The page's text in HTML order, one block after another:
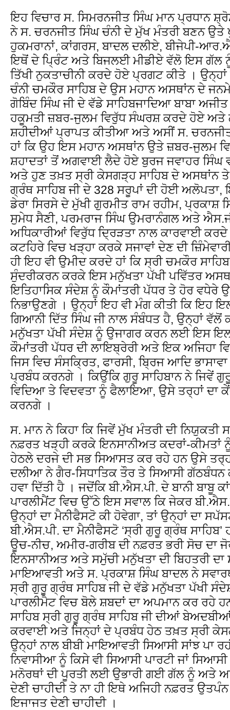
ਇਹ ਵਿਚਾਰ ਸ. ਸਿਮਰਨਜੀਤ ਸਿੰਘ ਮਾਨ ਪ੍ਰਧਾਨ
ਨੇ ਸ. ਚਰਨਜੀਤ ਸਿੰਘ ਚੰਨੀ ਦੇ ਮੁੱਖ ਮੰਤਰੀ ਬਣਨ
ਹੁਕਮਰਾਨਾਂ, ਕਾਂਗਰਸ, ਬਾਦਲ ਦਲੀਏ, ਬੀਜੇਪੀ-
ਇਥੋਂ ਦੇ ਪ੍ਰਿੰਟ ਅਤੇ ਬਿਜਲਈ ਮੀਡੀਏ ਵੱਲੋ ਇਸ ਗੱਲ ਨੂੰ
ਤਿੱਖੀ ਨੁਕਤਾਚੀਨੀ ਕਰਦੇ ਹੋਏ ਪ੍ਰਗਟ ਕੀਤੇ । ਉਨ੍ਹਾਂ
ਚੰਨੀ ਚਮਕੌਰ ਸਾਹਿਬ ਦੇ ਉਸ ਮਹਾਨ ਅਸਥਾਂਨ ਦੇ
ਗੋਬਿੰਦ ਸਿੰਘ ਜੀ ਦੇ ਵੱਡੇ ਸਾਹਿਬਜਾਦਿਆ ਬਾਬਾ
ਹਕੂਮਤੀ ਜ਼ਬਰ-ਜੁਲਮ ਵਿਰੁੱਧ ਸੰਘਰਸ਼ ਕਰਦੇ ਹੋਏ
ਸ਼ਹੀਦੀਆਂ ਪ੍ਰਾਪਤ ਕੀਤੀਆ ਅਤੇ ਅਸੀਂ ਸ.
ਹਾਂ ਕਿ ਉਹ ਇਸ ਮਹਾਨ ਅਸਥਾਂਨ ਉਤੇ ਜ਼ਬਰ-ਜੁਲਮ
ਸ਼ਹਾਦਤਾਂ ਤੋਂ ਅਗਵਾਈ ਲੈਦੇ ਹੋਏ ਬੁਰਜ ਜਵਾਹਰ ਸਿੰਘ
ਅਤੇ ਹੁਣ ਤਖ਼ਤ ਸ੍ਰੀ ਕੇਸਗੜ੍ਹ ਸਾਹਿਬ ਦੇ
ਗ੍ਰੰਥ ਸਾਹਿਬ ਜੀ ਦੇ 328 ਸਰੂਪਾਂ ਦੀ ਹੋਈ
ਡੇਰਾ ਸਿਰਸੇ ਦੇ ਮੁੱਖੀ ਗੁਰਮੀਤ ਰਾਮ ਰਹੀਮ, ਪ੍ਰਕਾਸ਼
ਸੁਮੇਧ ਸੈਣੀ, ਪਰਮਰਾਜ ਸਿੰਘ ਉਮਰਾਨੰਗਲ ਅਤੇ
ਅਧਿਕਾਰੀਆਂ ਵਿਰੁੱਧ ਦ੍ਰਿੜਤਾ ਨਾਲ ਕਾਰਵਾਈ
ਕਟਹਿਰੇ ਵਿਚ ਖੜ੍ਹਾ ਕਰਕੇ ਸਜਾਵਾਂ ਦੇਣ ਦੀ
ਹੀ ਇਹ ਵੀ ਉਮੀਦ ਕਰਦੇ ਹਾਂ ਕਿ ਸ੍ਰੀ ਚਮਕੌਰ
ਸੁੰਦਰੀਕਰਨ ਕਰਕੇ ਇਸ ਮਨੁੱਖਤਾ ਪੱਖੀ ਪਵਿੱਤਰ
ਇਤਿਹਾਸਿਕ ਸੰਦੇਸ਼ ਨੂੰ ਕੌਮਾਂਤਰੀ ਪੱਧਰ ਤੇ ਹੋਰ ਵਧੇਰੇ
ਨਿਭਾਉਣਗੇ । ਉਨ੍ਹਾਂ ਇਹ ਵੀ ਮੰਗ ਕੀਤੀ ਕਿ ਇਹ
ਗਿਆਨੀ ਦਿੱਤ ਸਿੰਘ ਜੀ ਨਾਲ ਸੰਬੰਧਤ ਹੈ, ਉਨ੍ਹਾਂ
ਮਨੁੱਖਤਾ ਪੱਖੀ ਸੰਦੇਸ਼ ਨੂੰ ਉਜਾਗਰ ਕਰਨ ਲਈ ਇਸ
ਕੌਮਾਂਤਰੀ ਪੱਧਰ ਦੀ ਲਾਇਬ੍ਰੇਰੀ ਅਤੇ ਇਕ ਅਜਿਹਾ
ਜਿਸ ਵਿਚ ਸੰਸਕ੍ਰਿਤ, ਫਾਰਸੀ, ਬ੍ਰਿਜ ਆਦਿ
ਪ੍ਰਬੰਧ ਕਰਨਗੇ । ਕਿਉਂਕਿ ਗੁਰੂ ਸਾਹਿਬਾਨ ਨੇ ਜਿਵੇਂ
ਵਿਦਿਆ ਤੇ ਵਿਦਵਤਾ ਨੂੰ ਫੈਲਾਇਆ, ਉਸੇ ਤਰ੍ਹਾਂ ਦਾ
ਕਰਨਗੇ ।
ਸ. ਮਾਨ ਨੇ ਕਿਹਾ ਕਿ ਜਿਵੇਂ ਮੁੱਖ ਮੰਤਰੀ ਦੀ
ਨਫ਼ਰਤ ਖੜ੍ਹੀ ਕਰਕੇ ਇਨਸਾਨੀਅਤ ਕਦਰਾਂ-ਕੀਮਤਾਂ
ਹੇਠਲੇ ਦਰਜੇ ਦੀ ਸਭ ਸਿਆਸਤ ਕਰ ਰਹੇ ਹਨ ਉਸੇ
ਦਲੀਆ ਨੇ ਗੈਰ-ਸਿਧਾਤਿਕ ਤੌਰ ਤੇ ਸਿਆਸੀ
ਹਵਾ ਦਿੱਤੀ ਹੈ । ਜਦੋਂਕਿ ਬੀ.ਐਸ.ਪੀ. ਦੇ ਬਾਨੀ ਬਾਬੂ
ਪਾਰਲੀਮੈਂਟ ਵਿਚ ਉੱਠੇ ਇਸ ਸਵਾਲ ਕਿ ਜੇਕਰ
ਉਨ੍ਹਾਂ ਦਾ ਮੈਨੀਫੈਸਟੋ ਕੀ ਹੋਵੇਗਾ, ਤਾਂ ਉਨ੍ਹਾਂ ਦਾ
ਬੀ.ਐਸ.ਪੀ. ਦਾ ਮੈਨੀਫੈਸਟੋ ‘ਸ੍ਰੀ ਗੁਰੂ ਗ੍ਰੰਥ
ਊਚ-ਨੀਚ, ਅਮੀਰ-ਗਰੀਬ ਦੀ ਨਫ਼ਰਤ ਭਰੀ ਸੋਚ ਦਾ
ਇਨਸਾਨੀਅਤ ਅਤੇ ਸਮੁੱਚੀ ਮਨੁੱਖਤਾ ਦੀ ਬਿਹਤਰੀ
ਮਾਇਆਵਤੀ ਅਤੇ ਸ. ਪ੍ਰਕਾਸ਼ ਸਿੰਘ ਬਾਦਲ ਨੇ
ਸ੍ਰੀ ਗੁਰੂ ਗ੍ਰੰਥ ਸਾਹਿਬ ਜੀ ਦੇ ਵੱਡੇ ਮਨੁੱਖਤਾ ਪੱਖੀ
ਪਾਰਲੀਮੈਟ ਵਿਚ ਬੋਲੇ ਸ਼ਬਦਾਂ ਦਾ ਅਪਮਾਨ ਕਰ ਰਹੇ
ਸਾਹਿਬ ਸ੍ਰੀ ਗੁਰੂ ਗ੍ਰੰਥ ਸਾਹਿਬ ਜੀ ਦੀਆਂ
ਕਰਵਾਈ ਅਤੇ ਜਿਨ੍ਹਾਂ ਦੇ ਪ੍ਰਬੰਧ ਹੇਠ ਤਖ਼ਤ ਸ੍ਰੀ
ਉਨ੍ਹਾਂ ਨਾਲ ਬੀਬੀ ਮਾਇਆਵਤੀ ਸਿਆਸੀ ਸਾਂਝ ਪਾ
ਨਿਵਾਸੀਆ ਨੂੰ ਕਿਸੇ ਵੀ ਸਿਆਸੀ ਪਾਰਟੀ ਜਾਂ
ਮਨੋਰਥਾਂ ਦੀ ਪੂਰਤੀ ਲਈ ਉਭਾਰੀ ਗਈ ਗੱਲ ਨੂੰ ਅਤੇ
ਦੇਣੀ ਚਾਹੀਦੀ ਤੇ ਨਾ ਹੀ ਇਥੇ ਅਜਿਹੀ ਨਫ਼ਰਤ
ਇਜਾਜਤ ਦੇਣੀ ਚਾਹੀਦੀ ।